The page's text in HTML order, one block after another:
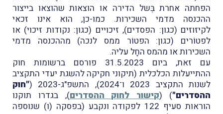
הפחתה אחרת בְּשל הדירה או הוצאות שהוצאו בייצור
ההכנסה מדמי השכירות. כמו-כן, הוא אינו זכאי
לקיזוזים (כגון: הפסדים), זיכויים (כגון: נקודות זיכוי) או
לפטוֹרים (כגון: הפטוֹר ממס לנכה) מההכנסה מדמי
השכירות או מהמס החָל עליה.
עם זאת, ביום 31.5.2023 פורסם ברשומות חוק
ההתייעלות הכלכלית (תיקוני חקיקה להשגת יעדי התקציב
לשנות התקציב 2023 ו־2024), התשפ"ג-2023 (
"חוק
ההסדרים") (קישור לחוק ההסדרים), בגדרו תוקנו
הוראות סעיף 122 לפקודה ונקבע (בפסקה (ו) שנוספה